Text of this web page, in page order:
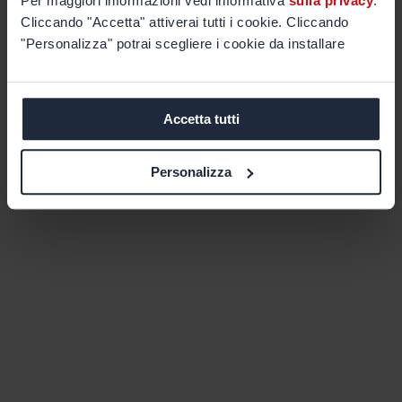
Cliccando "Accetta" attiverai tutti i cookie. Cliccando
"Personalizza" potrai scegliere i cookie da installare
Accetta tutti
Personalizza